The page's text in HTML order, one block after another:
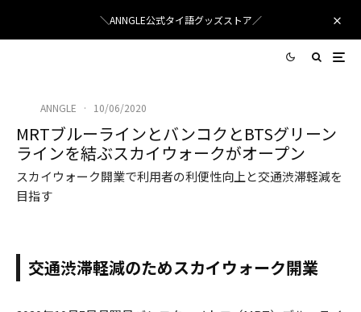
＼ANNGLE公式タイ語グッズストア／
ANNGLE · 10/06/2020
MRTブルーラインとバンコクとBTSグリーン
ラインを結ぶスカイウォークがオープン
スカイウォーク開業で利用者の利便性向上と交通渋滞軽減を
目指す
交通渋滞軽減のためスカイウォーク開業